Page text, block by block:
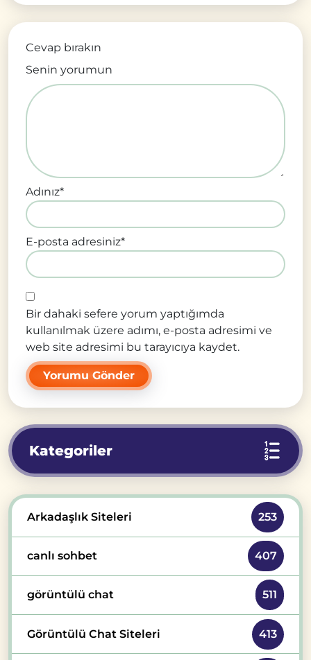
Cevap bırakın
Senin yorumun
Adınız*
E-posta adresiniz*
Bir dahaki sefere yorum yaptığımda
kullanılmak üzere adımı, e-posta adresimi ve
web site adresimi bu tarayıcıya kaydet.
Kategoriler
Arkadaşlık Siteleri 253
canlı sohbet 407
görüntülü chat 511
Görüntülü Chat Siteleri 413